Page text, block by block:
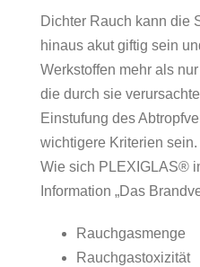
Dichter Rauch kann die
hinaus akut giftig sein
Werkstoffen mehr als
die durch sie
Einstufung des
wichtigere Kriterien sein.
Wie sich PLEXIGLAS®
Information „Das
Rauchgasmenge
Rauchgastoxizität